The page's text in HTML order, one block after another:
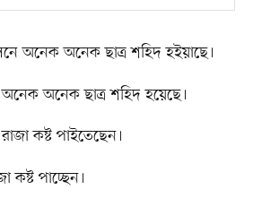
অনেক অনেক ছাত্র শহিদ হইয়াছে।
অনেক ছাত্র শহিদ হয়েছে।
কষ্ট পাইতেছেন।
কষ্ট পাচ্ছেন।